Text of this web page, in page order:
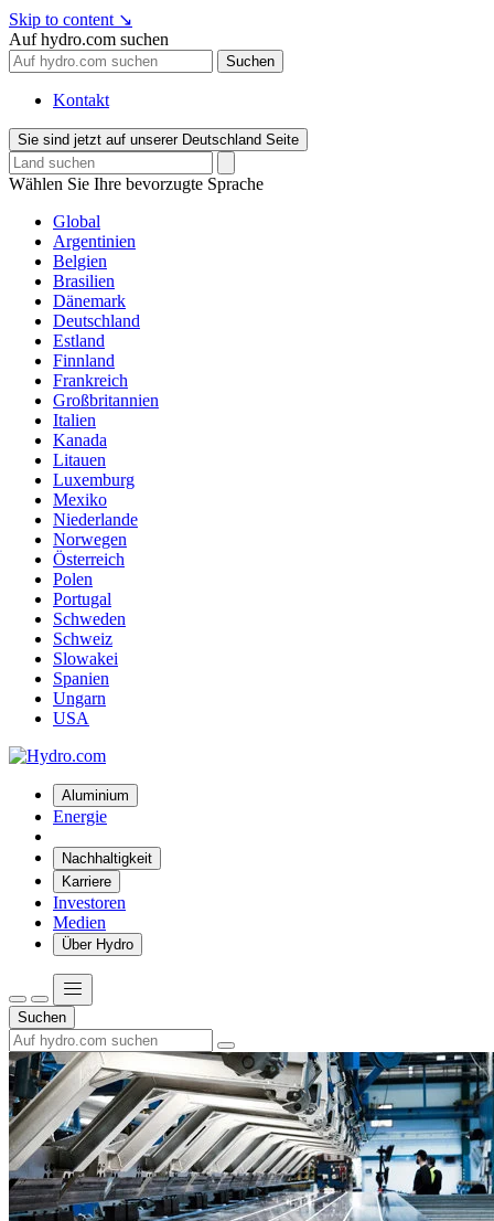
Skip to content ↘
Auf hydro.com suchen
Suchen
Kontakt
Sie sind jetzt auf unserer Deutschland Seite
Wählen Sie Ihre bevorzugte Sprache
Global
Argentinien
Belgien
Brasilien
Dänemark
Deutschland
Estland
Finnland
Frankreich
Großbritannien
Italien
Kanada
Litauen
Luxemburg
Mexiko
Niederlande
Norwegen
Österreich
Polen
Portugal
Schweden
Schweiz
Slowakei
Spanien
Ungarn
USA
Aluminium
Energie
Nachhaltigkeit
Karriere
Investoren
Medien
Über Hydro
Suchen